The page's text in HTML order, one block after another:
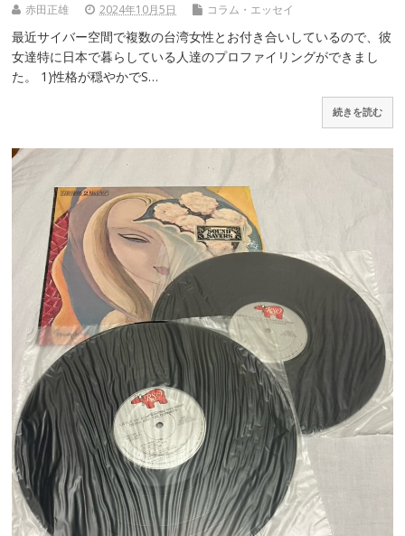
赤田正雄 2024年10月5日 コラム・エッセイ
最近サイバー空間で複数の台湾女性とお付き合いしているので、彼
女達特に日本で暮らしている人達のプロファイリングができまし
た。 1)性格が穏やかでS…
続きを読む